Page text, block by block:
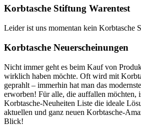
Korbtasche Stiftung Warentest
Leider ist uns momentan kein Korbtasche
Korbtasche Neuerscheinungen
Nicht immer geht es beim Kauf von
wirklich haben möchte. Oft wird mit
geprahlt – immerhin hat man das
erworben! Für alle, die auffallen möchten,
Korbtasche-Neuheiten Liste die ideale
aktuellen und ganz neuen Korbtasche-
Blick!